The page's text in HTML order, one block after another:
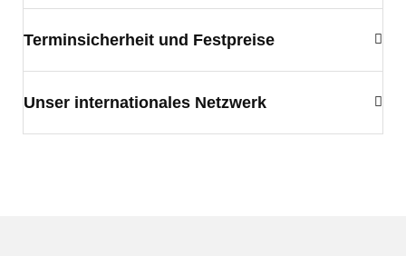
Terminsicherheit und Festpreise
Unser internationales Netzwerk